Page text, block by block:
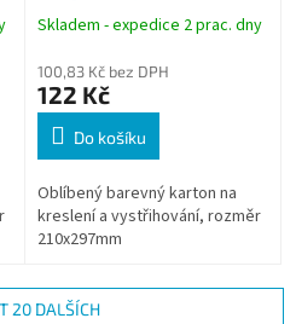
Skladem - expedice 2 prac. dny
100,83 Kč bez DPH
122 Kč
Do košíku
Oblíbený barevný karton na
kreslení a vystřihování, rozměr
210x297mm
20 DALŠÍCH